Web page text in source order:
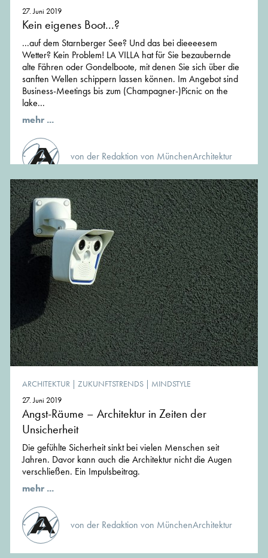
27. Juni 2019
Kein eigenes Boot...?
...auf dem Starnberger See? Und das bei dieeeesem
Wetter? Kein Problem! LA VILLA hat für Sie bezaubernde
alte Fähren oder Gondelboote, mit denen Sie sich über die
sanften Wellen schippern lassen können. Im Angebot sind
Business-Meetings bis zum (Champagner-)Picnic on the
lake...
mehr ...
von der Redaktion von MünchenArchitektur
ARCHITEKTUR | ZUKUNFTSTRENDS | MINDSTYLE
27. Juni 2019
Angst-Räume – Architektur in Zeiten der
Unsicherheit
Die gefühlte Sicherheit sinkt bei vielen Menschen seit
Jahren. Davor kann auch die Architektur nicht die Augen
verschließen. Ein Impulsbeitrag.
mehr ...
von der Redaktion von MünchenArchitektur